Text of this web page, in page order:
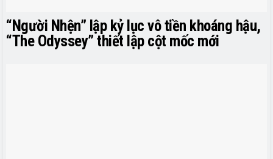
“Người Nhện” lập kỷ lục vô tiền khoáng hậu,
“The Odyssey” thiết lập cột mốc mới